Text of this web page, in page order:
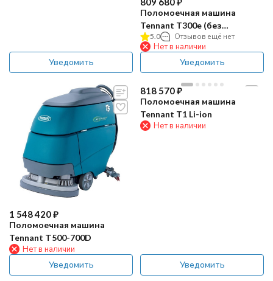
Уведомить
Поломоечная машина
Tennant T300e (без
привода)
5.0 Отзывов ещё нет
Нет в наличии
Уведомить
1 548 420₽
Поломоечная машина
Tennant Т500-700D
Нет в наличии
Уведомить
818 570₽
Поломоечная машина
Tennant T1 Li-ion
Нет в наличии
Уведомить